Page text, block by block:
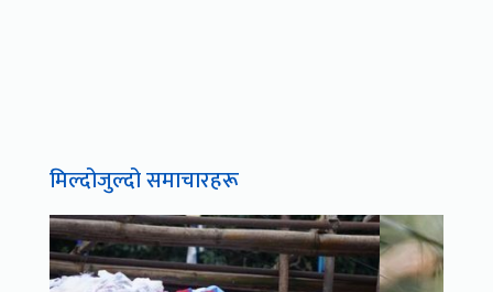
मिल्दोजुल्दो समाचारहरू